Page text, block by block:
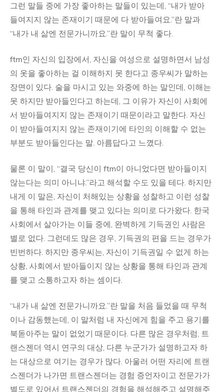
그런 말들 중에 가장 좋아하는 말들이 있는데, “내가 받아
들여지지 않는 존재이기 때문에 다 받아들여요.”란 말과
“내가 내 삶엔 전문가니까요.”란 말이 무척 좋다.
ftm인 자신의 입장에서, 자신을 여성으로 설명하면서 남성
의 옷을 좋아하는 걸 이해하지 못 한다고 종우씨가 말하는
장면이 있다. 술을 마시고 있는 와중에 하는 말인데, 이해는
못 하지만 받아들인다고 하는데, 그 이유가 자신이 사회에
서 받아들여지지 않는 존재이기 때문이라고 말한다. 자신
이 받아들여지지 않는 존재이기에 타인의 이해할 수 없는
부분도 받아들인다는 말. 아름답다고 느꼈다.
물론 이 말이, “결국 당신이 ftm이 아니었다면 받아들이지
않는다는 의미 아니냐.”라고 해석할 수도 있을 테다. 하지만
내게 이 말은, 자신이 처해있는 상황을 성찰하고 이런 성찰
을 통해 타인과 관계를 맺고 있다는 의미로 다가왔다. 한국
사회에서 살아가는 이들 중에, 완벽하게 기득권인 사람은
별로 없다. 그런데도 많은 경우, 기득권의 편을 드는 경우가
빈번하다. 하지만 종우씨는, 자신이 기득권일 수 없게 하는
상황, 사회에서 받아들이지 않는 상황을 통해 타인과 관계
를 맺고 소통하고자 하는 셈이다.
“내가 내 삶엔 전문가니까요.”란 말을 처음 들었을 때 무척
이나 감동했는데, 이 말처럼 내 자신에게 힘을 주고 용기를
북돋아주는 말이 없었기 때문이다. 다른 많은 경우처럼, 트
랜스젠더 역시 연구의 대상, 다른 누군가가 설명하고자 하
는 대상으로 여기는 경우가 많다. 아울러 어떤 자리에 트랜
스젠더가 나가면 트랜스젠더는 경험 증언자이고 전문가가
별도로 있어서 트랜스젠더의 경험을 해석해주고 설명해주